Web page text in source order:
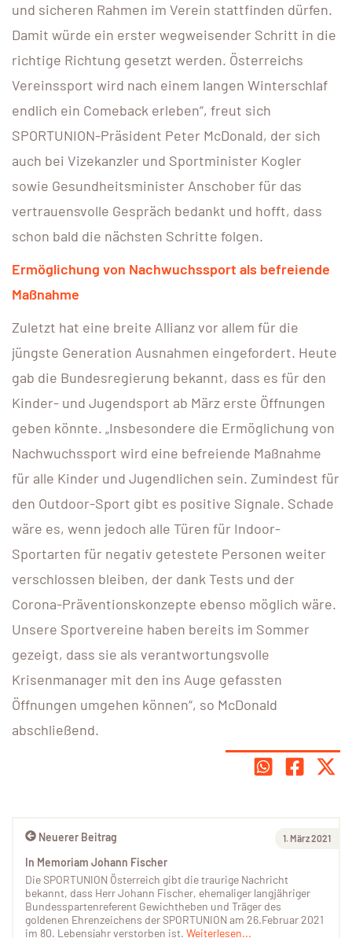
und sicheren Rahmen im Verein stattfinden dürfen.
Damit würde ein erster wegweisender Schritt in die
richtige Richtung gesetzt werden. Österreichs
Vereinssport wird nach einem langen Winterschlaf
endlich ein Comeback erleben“, freut sich
SPORTUNION-Präsident Peter McDonald, der sich
auch bei Vizekanzler und Sportminister Kogler
sowie Gesundheitsminister Anschober für das
vertrauensvolle Gespräch bedankt und hofft, dass
schon bald die nächsten Schritte folgen.
Ermöglichung von Nachwuchssport als befreiende
Maßnahme
Zuletzt hat eine breite Allianz vor allem für die
jüngste Generation Ausnahmen eingefordert. Heute
gab die Bundesregierung bekannt, dass es für den
Kinder- und Jugendsport ab März erste Öffnungen
geben könnte. „Insbesondere die Ermöglichung von
Nachwuchssport wird eine befreiende Maßnahme
für alle Kinder und Jugendlichen sein. Zumindest für
den Outdoor-Sport gibt es positive Signale. Schade
wäre es, wenn jedoch alle Türen für Indoor-
Sportarten für negativ getestete Personen weiter
verschlossen bleiben, der dank Tests und der
Corona-Präventionskonzepte ebenso möglich wäre.
Unsere Sportvereine haben bereits im Sommer
gezeigt, dass sie als verantwortungsvolle
Krisenmanager mit den ins Auge gefassten
Öffnungen umgehen können“, so McDonald
abschließend.
Neuerer Beitrag 1. März 2021
In Memoriam Johann Fischer
Die SPORTUNION Österreich gibt die traurige Nachricht
bekannt, dass Herr Johann Fischer, ehemaliger langjähriger
Bundesspartenreferent Gewichtheben und Träger des
goldenen Ehrenzeichens der SPORTUNION am 26.Februar 2021
im 80. Lebensjahr verstorben ist. Weiterlesen...